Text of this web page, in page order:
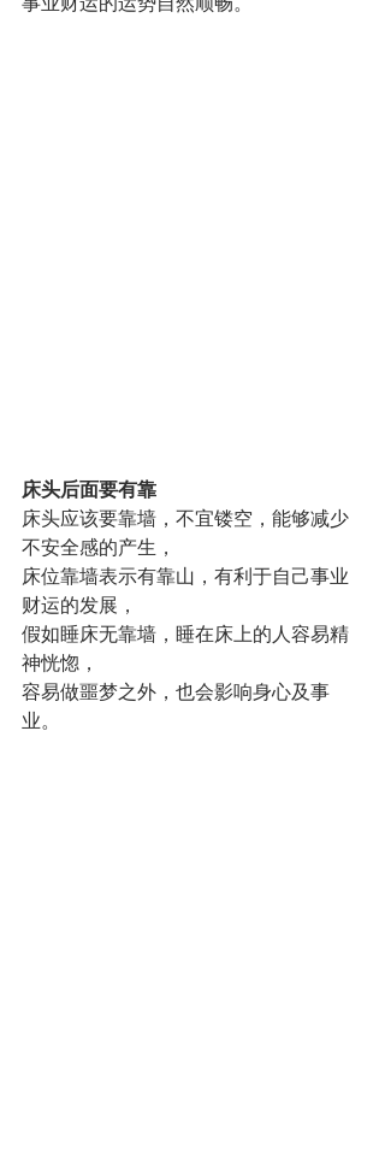
事业财运的运势自然顺畅。
床头后面要有靠
床头应该要靠墙，不宜镂空，能够减少
不安全感的产生，
床位靠墙表示有靠山，有利于自己事业
财运的发展，
假如睡床无靠墙，睡在床上的人容易精
神恍惚，
容易做噩梦之外，也会影响身心及事
业。